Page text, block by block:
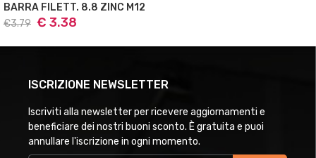
FILETT. 8.8 ZINC M12
€ 3.38
ISCRIZIONE NEWSLETTER
Iscriviti alla newsletter per ricevere aggiornamenti e
beneficiare dei nostri buoni sconto. È gratuita e puoi
annullare l'iscrizione in ogni momento.